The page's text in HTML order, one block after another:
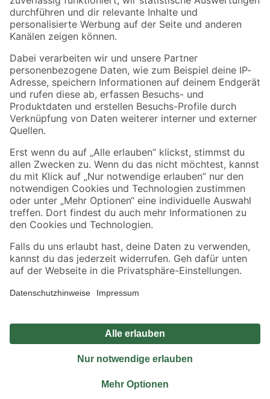
Folge uns
Zahlungsarten Versandarten
Sicher einkaufen
Jetzt die toom-App herunterladen
Alle Preisangaben in EUR inkl. gesetzl. MwSt.. Die dargestellten Angebote sind unter
Umständen nicht in allen Märkten verfügbar. Die angegebenen Verfügbarkeiten beziehen
Produkte nur solange der Vorrat reicht.
*Paketversand ab 59 € versandkostenfrei, gilt nicht für Artikel mit Speditionsversand, hier
Privatsphäre Impressum
Nutzungsbedingungen
Widerrufsrecht
Vertrag widerrufen
© 2026 toom Baumarkt GmbH